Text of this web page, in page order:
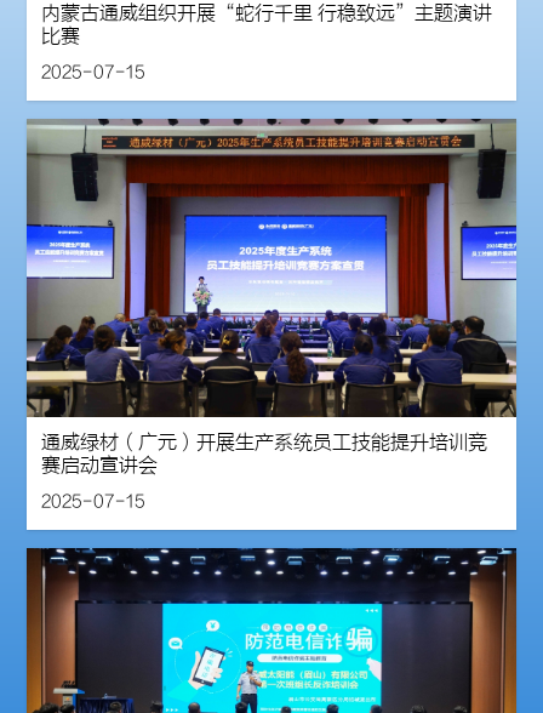
内蒙古通威组织开展“蛇行千里 行稳致远”主题演讲
比赛
2025-07-15
通威绿材（广元）开展生产系统员工技能提升培训竞
赛启动宣讲会
2025-07-15